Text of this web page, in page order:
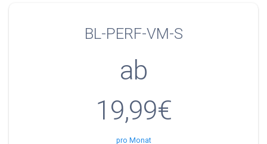
BL-PERF-VM-S
ab
19,99€
pro Monat